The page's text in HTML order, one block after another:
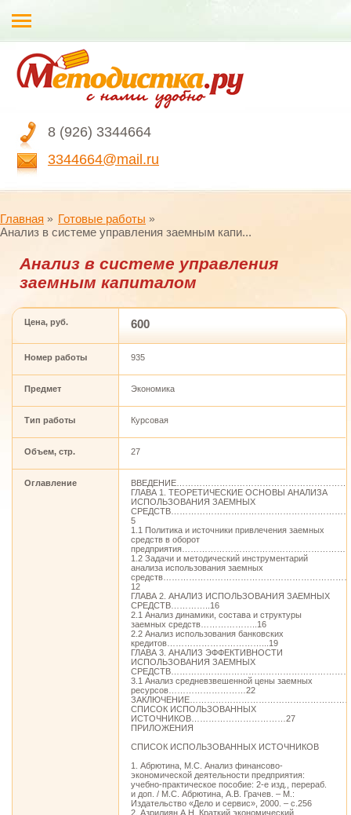
8 (926) 3344664
3344664@mail.ru
Главная
Готовые работы
Анализ в системе управления заемным капи...
Анализ в системе управления
заемным капиталом
Цена, руб. 600
Номер работы 935
Предмет Экономика
Тип работы Курсовая
Объем, стр. 27
Оглавление
ГЛАВА 1. ТЕОРЕТИЧЕСКИЕ ОСНОВЫ АНАЛИЗА
ИСПОЛЬЗОВАНИЯ ЗАЕМНЫХ
5
1.1 Политика и источники привлечения заемных
средств в оборот
1.2 Задачи и методический инструментарий
анализа использования заемных
12
ГЛАВА 2. АНАЛИЗ ИСПОЛЬЗОВАНИЯ ЗАЕМНЫХ
СРЕДСТВ…………..16
2.1 Анализ динамики, состава и структуры
заемных средств………………..16
2.2 Анализ использования банковских
кредитов……………………………...19
ГЛАВА 3. АНАЛИЗ ЭФФЕКТИВНОСТИ
ИСПОЛЬЗОВАНИЯ ЗАЕМНЫХ
3.1 Анализ средневзвешенной цены заемных
ресурсов………………………22
СПИСОК ИСПОЛЬЗОВАННЫХ
ИСТОЧНИКОВ……………………………27
ПРИЛОЖЕНИЯ
СПИСОК ИСПОЛЬЗОВАННЫХ ИСТОЧНИКОВ
1. Абрютина, М.С. Анализ финансово-
экономической деятельности предприятия:
учебно-практическое пособие: 2-е изд., перераб.
и доп. / М.С. Абрютина, А.В. Грачев. – М.:
Издательство «Дело и сервис», 2000. – с.256
2. Азрилиян А.Н. Краткий экономический